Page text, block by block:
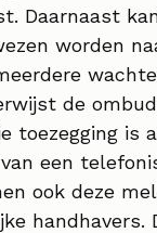
Daarnaast
worden
de
toezegging is
een
ook deze
handhavers.